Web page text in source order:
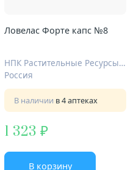
Ловелас Форте капс №8
НПК Растительные Ресурсы ООО
Россия
В наличии в 4 аптеках
1 323
В корзину